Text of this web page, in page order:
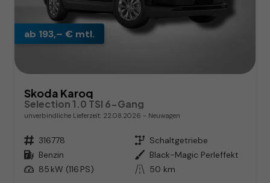
ab 193,– € mtl.
Skoda Karoq
Selection 1.0 TSI 6-Gang
unverbindliche Lieferzeit: 22.08.2026 Neuwagen
Fahrzeugnr. 316778 Getriebe Schaltgetriebe
Kraftstoff Benzin Außenfarbe Black-Magic Perleffekt
Leistung 85 kW (116 PS) Kilometerstand 50 km